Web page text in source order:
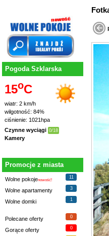
Pogoda Szklarska
15oC
wiatr: 2 km/h
wilgotność: 84%
ciśnienie: 1021hpa
Czynne wyciągi 0/18
Kamery
Promocje z miasta
Wolne pokojenowość!
11
Wolne apartamenty 3
Wolne domki 1
Polecane oferty 0
Gorące oferty 0